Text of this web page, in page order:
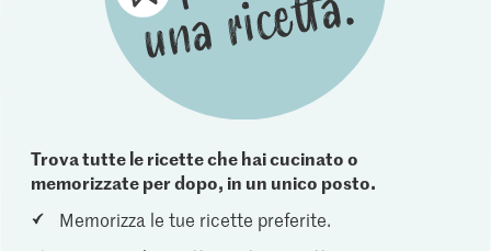
Trova tutte le ricette che hai cucinato o
memorizzate per dopo, in un unico posto.
Memorizza le tue ricette preferite.